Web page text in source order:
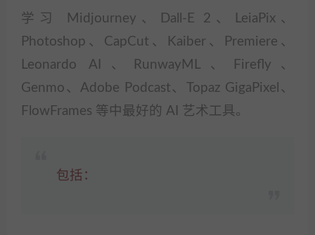
学习 Midjourney、Dall-E 2、LeiaPix、
Photoshop、CapCut、Kaiber、Premiere、
Leonardo AI、RunwayML、Firefly、
Genmo、Adobe Podcast、Topaz GigaPixel、
FlowFrames 等中最好的 AI 艺术工具。
包括：